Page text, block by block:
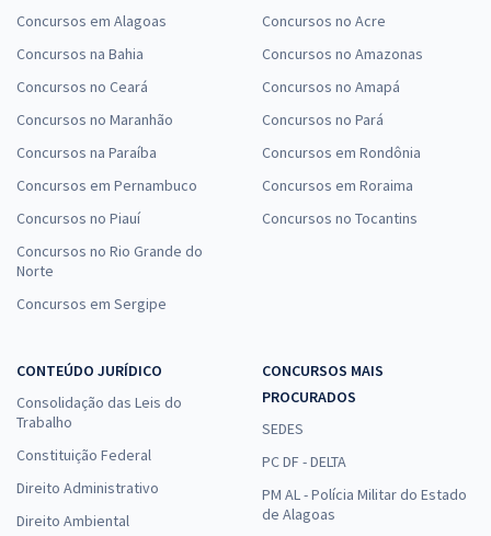
Concursos em Alagoas
Concursos na Bahia
Concursos no Ceará
Concursos no Maranhão
Concursos na Paraíba
Concursos em Pernambuco
Concursos no Piauí
Concursos no Rio Grande do
Norte
Concursos em Sergipe
Concursos no Acre
Concursos no Amazonas
Concursos no Amapá
Concursos no Pará
Concursos em Rondônia
Concursos em Roraima
Concursos no Tocantins
CONTEÚDO JURÍDICO
Consolidação das Leis do
Trabalho
Constituição Federal
Direito Administrativo
Direito Ambiental
CONCURSOS MAIS
PROCURADOS
SEDES
PC DF - DELTA
PM AL - Polícia Militar do Estado
de Alagoas